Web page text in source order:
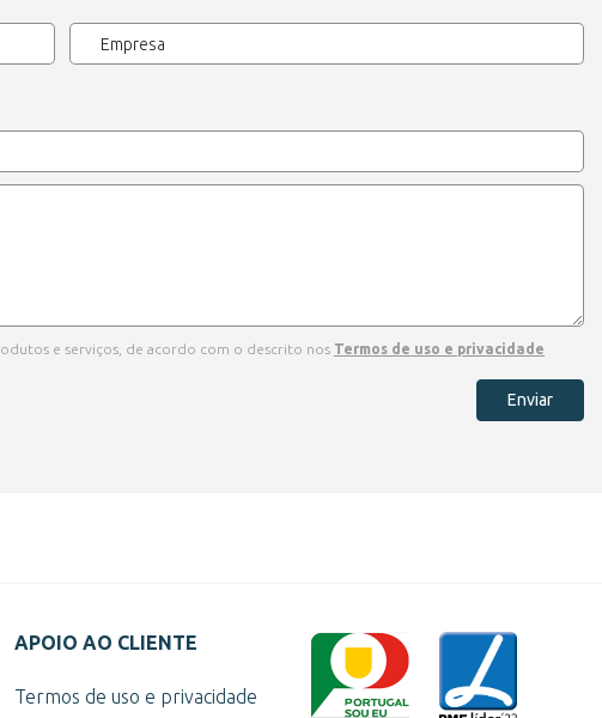
e serviços, de acordo com o descrito nos Termos de uso e privacidade
Enviar
APOIO AO CLIENTE
Termos de uso e privacidade